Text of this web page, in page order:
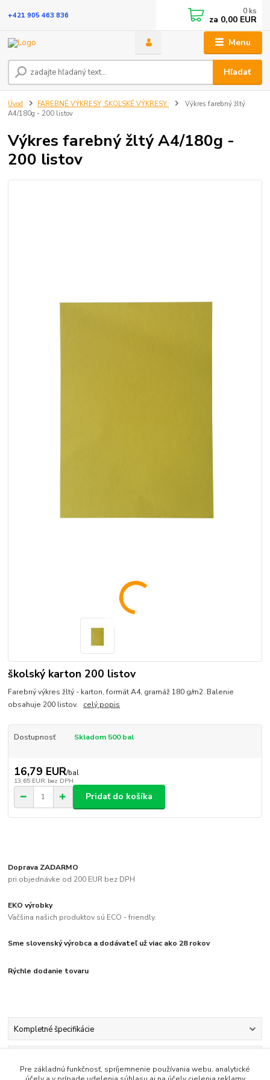
Menu
Hľadať
+421 905 463 836 0 ks
za 0,00 EUR
Úvod FAREBNÉ VÝKRESY, ŠKOLSKÉ VÝKRESY
Výkres farebný žltý
A4/180g - 200 listov
Výkres farebný žltý A4/180g -
200 listov
školský karton 200 listov
Farebný výkres žltý - karton, formát A4, gramáž 180 g/m2. Balenie
obsahuje 200 listov. celý popis
Dostupnosť Skladom 500 bal
16,79 EUR/bal
13,65 EUR bez DPH
Pridať do košíka
Doprava ZADARMO
pri objednávke od 200 EUR bez DPH
EKO výrobky
Väčšina našich produktov sú ECO - friendly.
Sme slovenský výrobca a dodávateľ už viac ako 28 rokov
Rýchle dodanie tovaru
Kompletné špecifikácie
Pre základnú funkčnosť, spríjemnenie používania webu, analytické